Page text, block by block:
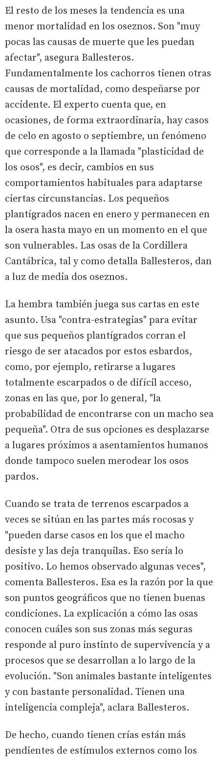
El resto de los meses la tendencia es una
menor mortalidad en los oseznos. Son "muy
pocas las causas de muerte que les puedan
afectar", asegura Ballesteros.
Fundamentalmente los cachorros tienen otras
causas de mortalidad, como despeñarse por
accidente. El experto cuenta que, en
ocasiones, de forma extraordinaria, hay casos
de celo en agosto o septiembre, un fenómeno
que corresponde a la llamada "plasticidad de
los osos", es decir, cambios en sus
comportamientos habituales para adaptarse
ciertas circunstancias. Los pequeños
plantígrados nacen en enero y permanecen en
la osera hasta mayo en un momento en el que
son vulnerables. Las osas de la Cordillera
Cantábrica, tal y como detalla Ballesteros, dan
a luz de media dos oseznos.
La hembra también juega sus cartas en este
asunto. Usa "contra-estrategias" para evitar
que sus pequeños plantígrados corran el
riesgo de ser atacados por estos esbardos,
como, por ejemplo, retirarse a lugares
totalmente escarpados o de difícil acceso,
zonas en las que, por lo general, "la
probabilidad de encontrarse con un macho sea
pequeña". Otra de sus opciones es desplazarse
a lugares próximos a asentamientos humanos
donde tampoco suelen merodear los osos
pardos.
Cuando se trata de terrenos escarpados a
veces se sitúan en las partes más rocosas y
"pueden darse casos en los que el macho
desiste y las deja tranquilas. Eso sería lo
positivo. Lo hemos observado algunas veces",
comenta Ballesteros. Esa es la razón por la que
son puntos geográficos que no tienen buenas
condiciones. La explicación a cómo las osas
conocen cuáles son sus zonas más seguras
responde al puro instinto de supervivencia y a
procesos que se desarrollan a lo largo de la
evolución. "Son animales bastante inteligentes
y con bastante personalidad. Tienen una
inteligencia compleja", aclara Ballesteros.
De hecho, cuando tienen crías están más
pendientes de estímulos externos como los